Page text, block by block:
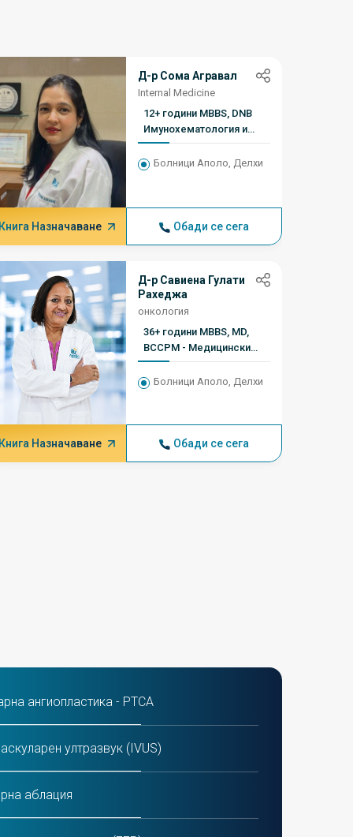
Д-р Сома Агравал
Internal Medicine
12+ години MBBS, DNB
Имунохематология и
кръвопреливане
(златен медал)
Болници Аполо, Делхи
Книга Назначаване Обади се сега
Д-р Савиена Гулати
Рахеджа
онкология
36+ години MBBS, MD,
BCCPM - Медицински
колеж Маулана Азад
Болници Аполо, Делхи
Книга Назначаване Обади се сега
ангиопластика - PTCA
ултразвук (IVUS)
аблация